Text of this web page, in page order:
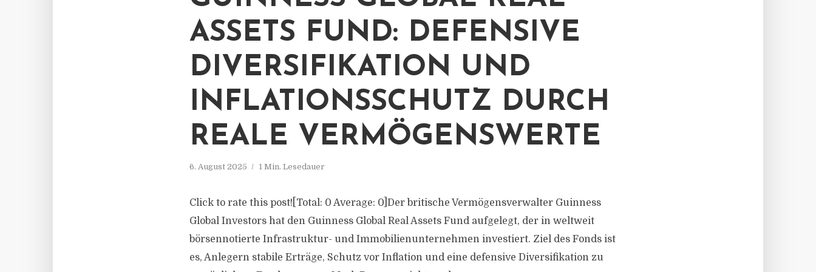
ASSETS FUND: DEFENSIVE
DIVERSIFIKATION UND
INFLATIONSSCHUTZ DURCH
REALE VERMÖGENSWERTE
6. August 2025 1 Min. Lesedauer
Click to rate this post![Total: 0 Average: 0]Der britische Vermögensverwalter Guinness
Global Investors hat den Guinness Global Real Assets Fund aufgelegt, der in weltweit
börsennotierte Infrastruktur- und Immobilienunternehmen investiert. Ziel des Fonds ist
es, Anlegern stabile Erträge, Schutz vor Inflation und eine defensive Diversifikation zu